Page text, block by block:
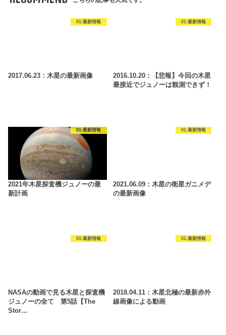
01:最新情報
2017.06.23：木星の最新画像
01:最新情報
2016.10.20：【悲報】今回の木星
最接近でジュノーは観測できず！
01:最新情報
2021年木星探査機ジュノーの最
新計画
01:最新情報
2021.06.09：木星の衛星ガニメデ
の最新画像
01:最新情報
NASAの動画で見る木星と探査機
ジュノーの全て 第5話【The
Stor…
01:最新情報
2018.04.11：木星北極の最新赤外
線画像による動画